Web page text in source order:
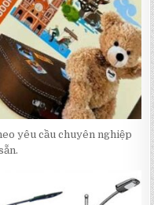
yêu cầu chuyên nghiệp